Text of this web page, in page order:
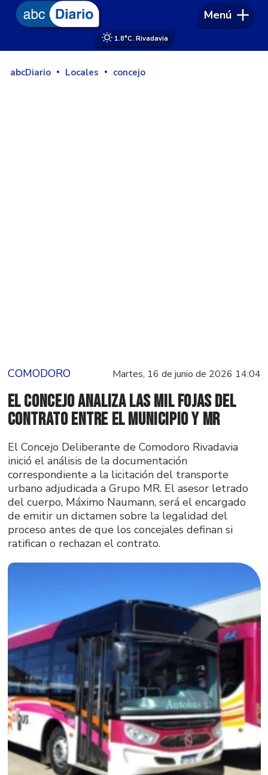
1.8°C. Rivadavia
Menú
abcDiario Locales concejo
COMODORO Martes, 16 de junio de 2026 14:04
El Concejo analiza las mil fojas del
contrato entre el Municipio y MR
El Concejo Deliberante de Comodoro Rivadavia
inició el análisis de la documentación
correspondiente a la licitación del transporte
urbano adjudicada a Grupo MR. El asesor letrado
del cuerpo, Máximo Naumann, será el encargado
de emitir un dictamen sobre la legalidad del
proceso antes de que los concejales definan si
ratifican o rechazan el contrato.